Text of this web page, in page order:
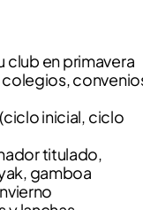
club en primavera
colegios,
inicial, ciclo
titulado,
gamboa